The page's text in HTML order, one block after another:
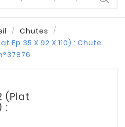
Chutes
Ep 35 X 92 X 110) : Chute
(Plat
: